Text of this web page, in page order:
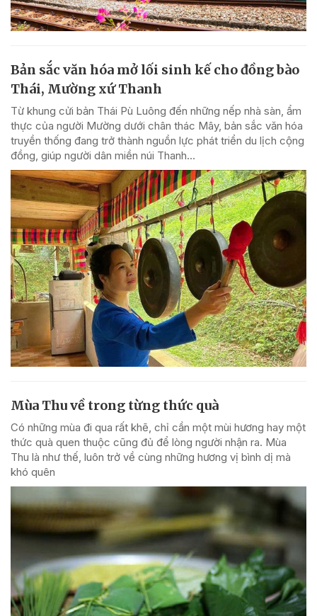
Bản sắc văn hóa mở lối sinh kế cho đồng bào
Thái, Mường xứ Thanh
Từ khung cửi bản Thái Pù Luông đến những nếp nhà sàn, ẩm
thực của người Mường dưới chân thác Mây, bản sắc văn hóa
truyền thống đang trở thành nguồn lực phát triển du lịch cộng
đồng, giúp người dân miền núi Thanh...
Mùa Thu về trong từng thức quà
Có những mùa đi qua rất khẽ, chỉ cần một mùi hương hay một
thức quà quen thuộc cũng đủ để lòng người nhận ra. Mùa
Thu là như thế, luôn trở về cùng những hương vị bình dị mà
khó quên